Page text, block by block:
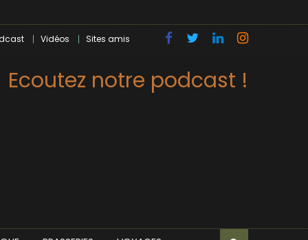
Vidéos Sites amis
Ecoutez notre podcast !